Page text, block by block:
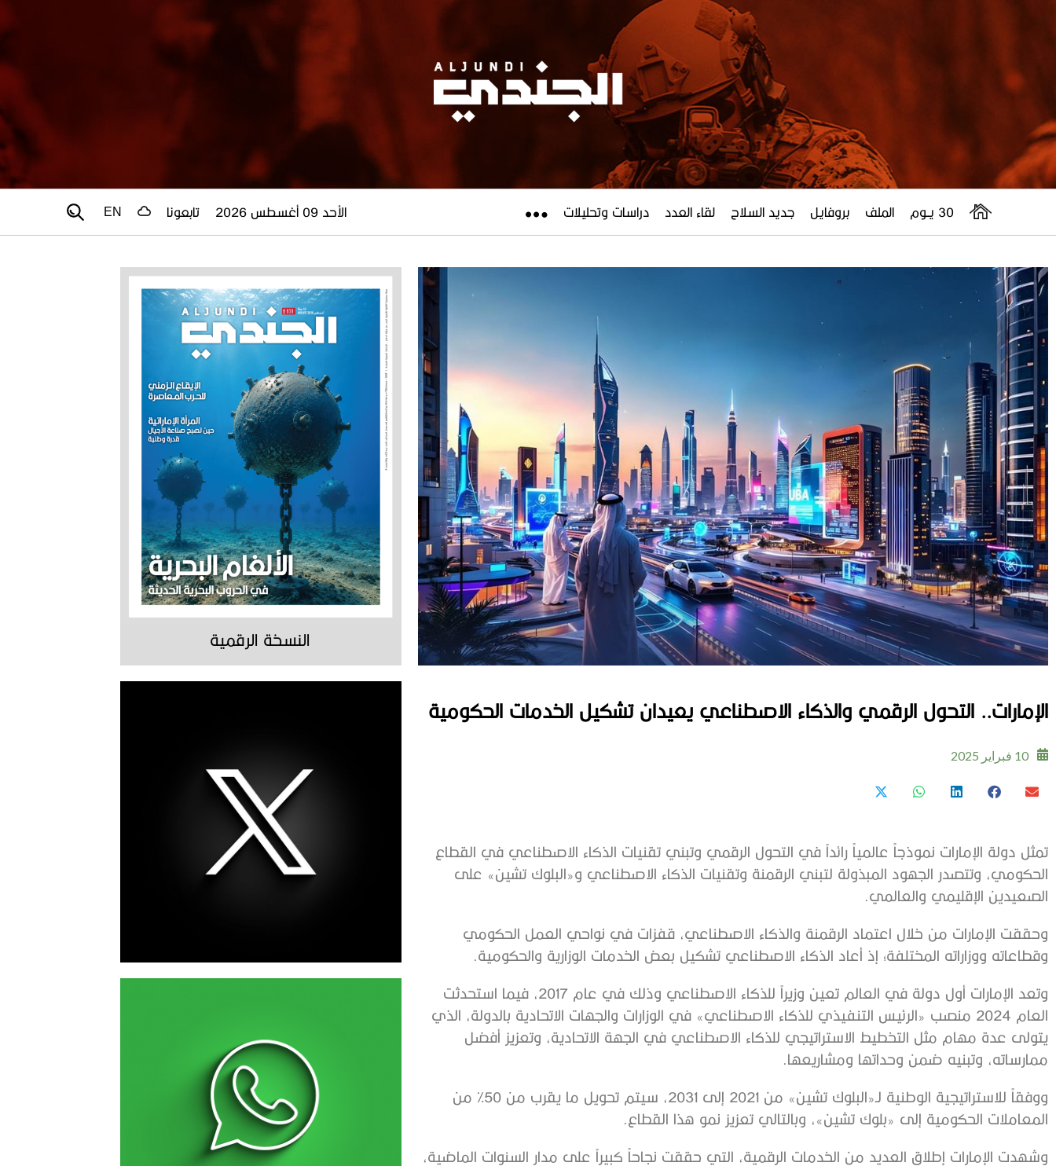
30 يــوم الملف بروفايل جديد السلاح لقاء العدد دراسات وتحليلات الأحد 09 أغسطس 2026 تابعونا EN
الإمارات.. التحول الرقمي والذكاء الاصطناعي يعيدان تشكيل الخدمات الحكومية
10 فبراير 2025
تمثل دولة الإمارات نموذجاً عالمياً رائداً في التحول الرقمي وتبني تقنيات الذكاء الاصطناعي في القطاع
الحكومي، وتتصدر الجهود المبذولة لتبني الرقمنة وتقنيات الذكاء الاصطناعي و«البلوك تشين» على
الصعيدين الإقليمي والعالمي.
وحققت الإمارات من خلال اعتماد الرقمنة والذكاء الاصطناعي، قفزات في نواحي العمل الحكومي
وقطاعاته ووزاراته المختلفة؛ إذ أعاد الذكاء الاصطناعي تشكيل بعض الخدمات الوزارية والحكومية.
وتعد الإمارات أول دولة في العالم تعين وزيراً للذكاء الاصطناعي وذلك في عام 2017، فيما استحدثت
العام 2024 منصب «الرئيس التنفيذي للذكاء الاصطناعي» في الوزارات والجهات الاتحادية بالدولة، الذي
يتولى عدة مهام مثل التخطيط الاستراتيجي للذكاء الاصطناعي في الجهة الاتحادية، وتعزيز أفضل
ممارساته، وتبنيه ضمن وحداتها ومشاريعها.
ووفقاً للاستراتيجية الوطنية لـ«البلوك تشين» من 2021 إلى 2031، سيتم تحويل ما يقرب من 50% من
المعاملات الحكومية إلى «بلوك تشين»، وبالتالي تعزيز نمو هذا القطاع.
وشهدت الإمارات إطلاق العديد من الخدمات الرقمية، التي حققت نجاحاً كبيراً على مدار السنوات الماضية،
النسخة الرقمية